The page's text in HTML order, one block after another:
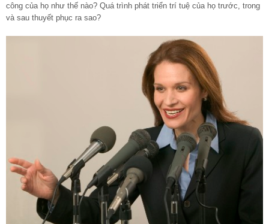
công của họ như thế nào? Quá trình phát triển trí tuệ của họ trước, trong
và sau thuyết phục ra sao?